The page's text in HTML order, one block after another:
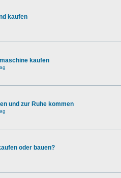
kaufen
kaufen
und zur Ruhe kommen
oder bauen?